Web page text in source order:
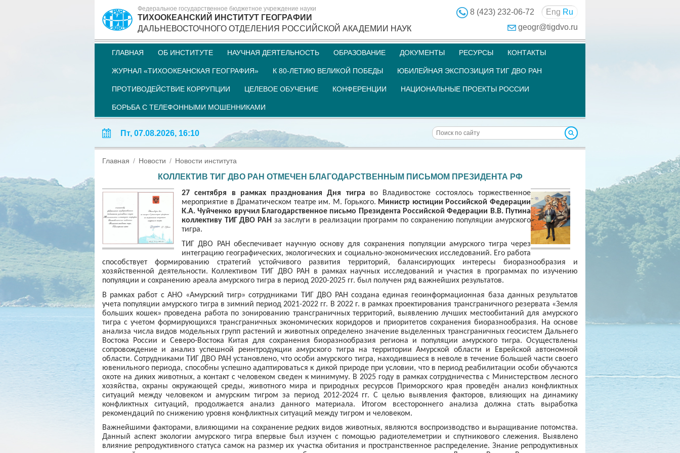
Федеральное государственное бюджетное учреждение науки
ТИХООКЕАНСКИЙ ИНСТИТУТ ГЕОГРАФИИ
ДАЛЬНЕВОСТОЧНОГО ОТДЕЛЕНИЯ РОССИЙСКОЙ АКАДЕМИИ НАУК
8 (423) 232-06-72 Eng Ru
geogr@tigdvo.ru
ГЛАВНАЯ ОБ ИНСТИТУТЕ НАУЧНАЯ ДЕЯТЕЛЬНОСТЬ ОБРАЗОВАНИЕ ДОКУМЕНТЫ РЕСУРСЫ КОНТАКТЫ
ЖУРНАЛ «ТИХООКЕАНСКАЯ ГЕОГРАФИЯ» К 80-ЛЕТИЮ ВЕЛИКОЙ ПОБЕДЫ ЮБИЛЕЙНАЯ ЭКСПОЗИЦИЯ ТИГ ДВО РАН
ПРОТИВОДЕЙСТВИЕ КОРРУПЦИИ ЦЕЛЕВОЕ ОБУЧЕНИЕ КОНФЕРЕНЦИИ НАЦИОНАЛЬНЫЕ ПРОЕКТЫ РОССИИ
БОРЬБА С ТЕЛЕФОННЫМИ МОШЕННИКАМИ
Пт, 07.08.2026, 16:10
Главная Новости Новости института
КОЛЛЕКТИВ ТИГ ДВО РАН ОТМЕЧЕН БЛАГОДАРСТВЕННЫМ ПИСЬМОМ ПРЕЗИДЕНТА РФ
27 сентября в рамках празднования Дня тигра во Владивостоке состоялось торжественное
мероприятие в Драматическом театре им. М. Горького. Министр юстиции Российской Федерации
К.А. Чуйченко вручил Благодарственное письмо Президента Российской Федерации В.В. Путина
коллективу ТИГ ДВО РАНза заслуги в реализации программ по сохранению популяции амурского
тигра.
ТИГ ДВО РАН обеспечивает научную основу для сохранения популяции амурского тигра через
интеграцию географических, экологических и социально-экономических исследований. Его работа
способствует формированию стратегий устойчивого развития территорий, балансирующих интересы биоразнообразия и
хозяйственной деятельности. Коллективом ТИГ ДВО РАН в рамках научных исследований и участия в программах по изучению
популяции и сохранению ареала амурского тигра в период 2020-2025 гг. был получен ряд важнейших результатов.
В рамках работ с АНО «Амурский тигр» сотрудниками ТИГ ДВО РАН создана единая геоинформационная база данных результатов
учета популяции амурского тигра в зимний период 2021-2022 гг. В 2022 г. в рамках проектирования трансграничного резервата «Земля
больших кошек» проведена работа по зонированию трансграничных территорий, выявлению лучших местообитаний для амурского
тигра с учетом формирующихся трансграничных экономических коридоров и приоритетов сохранения биоразнообразия. На основе
анализа числа видов модельных групп растений и животных определено значение выделенных трансграничных геосистем Дальнего
Востока России и Северо-Востока Китая для сохранения биоразнообразия региона и популяции амурского тигра. Осуществлены
сопровождение и анализ успешной реинтродукции амурского тигра на территории Амурской области и Еврейской автономной
области. Сотрудниками ТИГ ДВО РАН установлено, что особи амурского тигра, находившиеся в неволе в течение большей части своего
ювенильного периода, способны успешно адаптироваться к дикой природе при условии, что в период реабилитации особи обучаются
охоте на диких животных, а контакт с человеком сведен к минимуму. В 2025 году в рамках сотрудничества с Министерством лесного
хозяйства, охраны окружающей среды, животного мира и природных ресурсов Приморского края проведён анализ конфликтных
ситуаций между человеком и амурским тигром за период 2012-2024 гг. С целью выявления факторов, влияющих на динамику
конфликтных ситуаций, продолжается анализ данного материала. Итогом всестороннего анализа должна стать выработка
рекомендаций по снижению уровня конфликтных ситуаций между тигром и человеком.
Важнейшими факторами, влияющими на сохранение редких видов животных, являются воспроизводство и выращивание потомства.
Данный аспект экологии амурского тигра впервые был изучен с помощью радиотелеметрии и спутникового слежения. Выявлено
влияние репродуктивного статуса самок на размер их участка обитания и пространственное распределение. Знание репродуктивных